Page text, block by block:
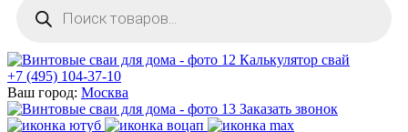
товаров
Калькулятор свай
+7 (495) 104-37-10
Ваш город: Москва
Заказать звонок